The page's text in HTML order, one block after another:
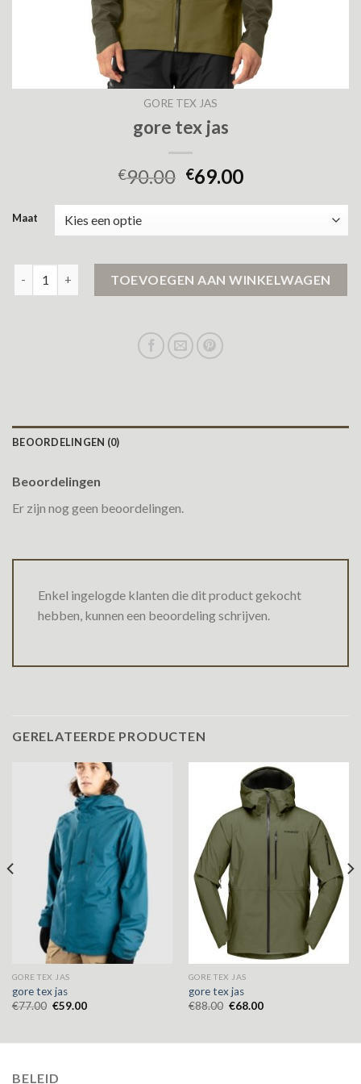
GORE TEX JAS
gore tex jas
€90.00 €69.00
Maat
TOEVOEGEN AAN WINKELWAGEN
BEOORDELINGEN (0)
Beoordelingen
Er zijn nog geen beoordelingen.
Enkel ingelogde klanten die dit product gekocht
hebben, kunnen een beoordeling schrijven.
GERELATEERDE PRODUCTEN
GORE TEX JAS
gore tex jas
€77.00 €59.00
GORE TEX JAS
gore tex jas
€88.00 €68.00
BELEID